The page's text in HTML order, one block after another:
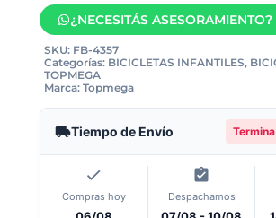
¿NECESITÁS ASESORAMIENTO?
SKU: FB-4357
Categorías: BICICLETAS INFANTILES,
TOPMEGA
Marca: Topmega
Tiempo de Envío
Compras hoy Despachamos